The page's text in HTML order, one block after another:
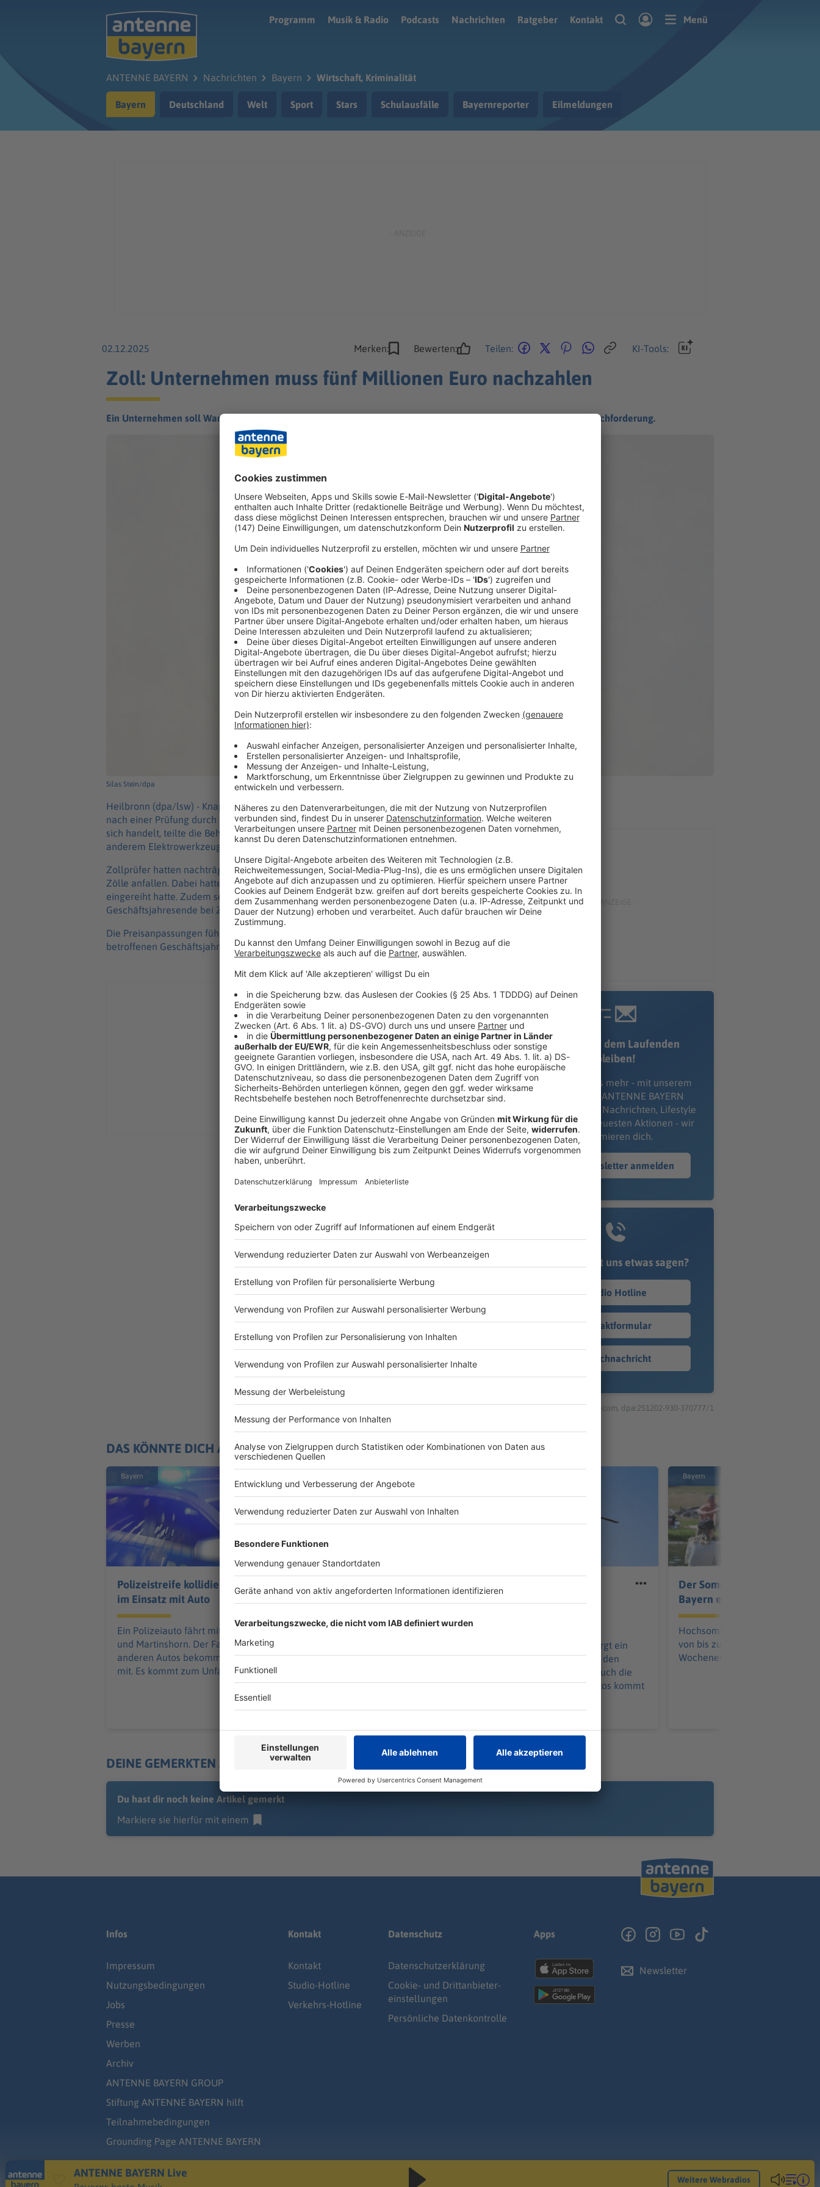
Programm
Musik & Radio Podcasts Nachrichten Ratgeber Kontakt Menü
ANTENNE BAYERN Nachrichten Bayern Wirtschaft, Kriminalität
Bayern Deutschland Welt Sport Stars Schulausfälle Bayernreporter Eilmeldungen
02.12.2025 Merken: Bewerten: Teilen: KI-Tools:
Zoll: Unternehmen muss fünf Millionen Euro nachzahlen
Ein Unternehmen soll Waren unzutreffend eingereiht haben. Heilbronner Zollprüfer fordern nun eine happige Nachforderung.
Silas Stein/dpa
Heilbronn (dpa/lsw) - Knapp fünf Millionen Euro Einfuhrabgaben muss ein Unternehmen
nach einer Prüfung durch das Hauptzollamt Heilbronn nachzahlen. Um welche Firma es
sich handelt, teilte die Behörde nicht mit. Das Unternehmen habe im Konzernverbund unter
anderem Elektrowerkzeuge und technische Komponenten eingeführt.
Zollprüfer hatten nachträglich die Vorgänge kontrolliert, auf die Einfuhrumsatzsteuern und
Zölle anfallen. Dabei hatten sie festgestellt, dass das Unternehmen Waren unzutreffend
eingereiht hatte. Zudem seien hohe, nachträgliche Preisanpassungen am
Geschäftsjahresende bei Zollwertangaben nicht berücksichtigt worden.
Die Preisanpassungen führten zu einer Erhöhung des Zollwerts für die Einfuhrwaren des
betroffenen Geschäftsjahres und damit nun zu hohen Nachforderungen.
Immer auf dem Laufenden
bleiben!
Verpass' nichts mehr - mit unserem
kostenlosen ANTENNE BAYERN
Newsletter. Ob Nachrichten, Lifestyle
oder unsere neuesten Aktionen - wir
informieren dich.
Zum Newsletter anmelden
Du möchtest uns etwas sagen?
Studio Hotline
Kontaktformular
Sprachnachricht
© dpa-infocom, dpa:251202-930-370777/1
DAS KÖNNTE DICH AUCH INTERESSIEREN
Bayern
Polizeistreife kollidiert
im Einsatz mit Auto
Ein Polizeiauto fährt mit Blaulicht
und Martinshorn. Der Fahrer eines
anderen Autos bekommt das nicht
mit. Es kommt zum Unfall.
Wiedenhofer erhält
Fanny Mendelssohn
an den jungen Münchner
Wiedenhofer. Er gilt als großes
Tonschöpfern in Deutschland.
Frontalzusammenstoß
Nach einem Unfall versorgt ein
zufällig anwesender Arzt den
eingeklemmten Fahrer. Auch die
Fahrerin des anderen Autos kommt
Bayern
Der Sommer bleibt den
Bayern erhalten
Hochsommerliche
von bis zu 36 Grad prägen das
Wochenend-Wetter im Freistaat.
DEINE GEMERKTEN ARTIKEL
Du hast dir noch keine Artikel gemerkt
Markiere sie hierfür mit einem
Infos
Impressum
Nutzungsbedingungen
Jobs
Presse
Werben
Archiv
ANTENNE BAYERN GROUP
Stiftung ANTENNE BAYERN hilft
Teilnahmebedingungen
Grounding Page ANTENNE BAYERN
Kontakt
Kontakt
Studio-Hotline
Verkehrs-Hotline
Datenschutz
Datenschutz­erklärung
Cookie- und Drittanbieter-
einstellungen
Persönliche Datenkontrolle
Apps
Newsletter
ANTENNE BAYERN Live
Weitere Webradios